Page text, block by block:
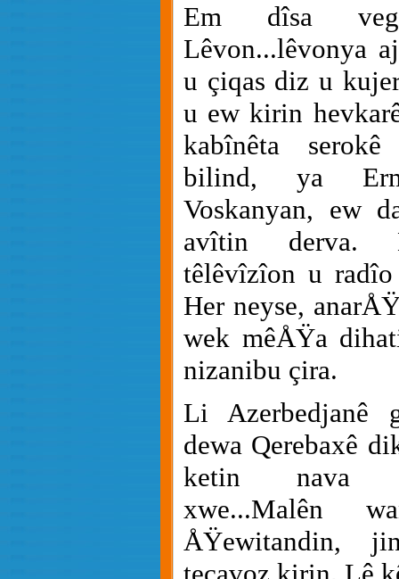
Em dîsa
Lêvon...lêvonya
u çiqas diz u
u ew kirin
kabînêta
bilind, ya
Voskanyan, ew
avîtin derva.
têlêvîzîon u
Her neyse,
wek mêÅŸa
nizanibu çira.
Li Azerbedjanê
dewa Qerebaxê
ketin nava
xwe...Malên
ÅŸewitandin,